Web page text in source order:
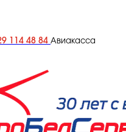
114 48 84 Авиакасса